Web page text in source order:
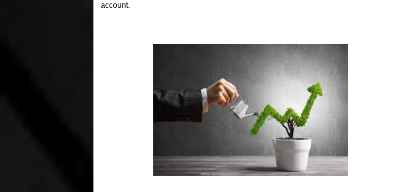
account.